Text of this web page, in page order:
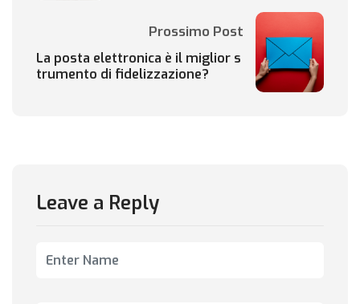
Prossimo Post
La posta elettronica è il miglior s
trumento di fidelizzazione?
Leave a Reply